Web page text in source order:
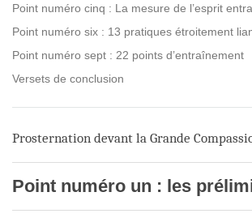
Point numéro cinq : La mesure de l’esprit
Point numéro six : 13 pratiques étroitement
Point numéro sept : 22 points d’entraînement
Versets de conclusion
Prosternation devant la Grande
Point numéro un : les